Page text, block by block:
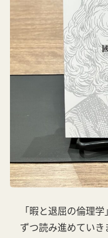
「暇と退屈の倫理
ずつ読み進めていき